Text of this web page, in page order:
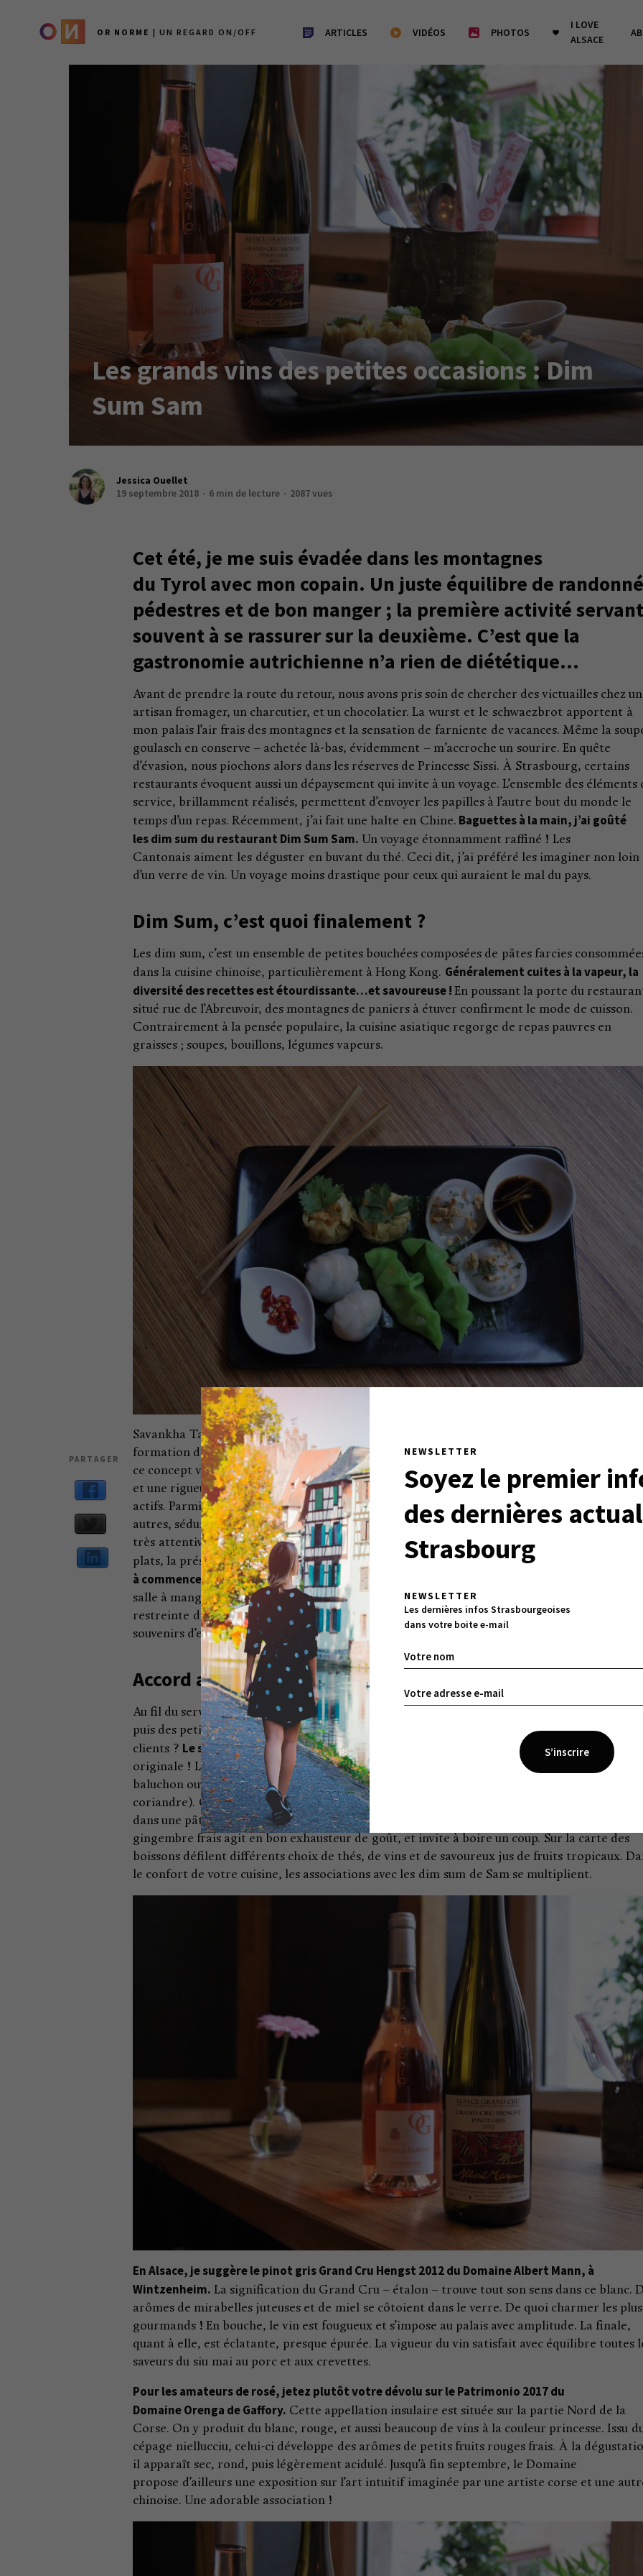
OR NORME | UN REGARD ON/OFF ARTICLES VIDÉOS PHOTOS
I LOVE
ALSACE
NEWSLETTER
Soyez le premier
des dernières
Strasbourg
NEWSLETTER
Les dernières infos Strasbourgeoises
dans votre boite e-mail
Les grands vins des petites occasions : Dim
Sum Sam
Jessica Ouellet
19 septembre 2018
6 min de lecture 2087 vues
PARTAGER
Cet été, je me suis évadée dans les montagnes
du Tyrol avec mon copain. Un juste équilibre de
pédestres et de bon manger ; la première activité servant
souvent à se rassurer sur la deuxième. C’est que la
gastronomie autrichienne n’a rien de diététique…
Avant de prendre la route du retour, nous avons pris soin de chercher des victuailles chez un
artisan fromager, un charcutier, et un chocolatier. La wurst et le schwaezbrot apportent à
mon palais l’air frais des montagnes et la sensation de farniente de vacances. Même la
goulasch en conserve – achetée là-bas, évidemment – m’accroche un sourire. En quête
d’évasion, nous piochons alors dans les réserves de Princesse Sissi. À Strasbourg, certains
restaurants évoquent aussi un dépaysement qui invite à un voyage. L’ensemble des éléments
service, brillamment réalisés, permettent d’envoyer les papilles à l’autre bout du monde le
temps d’un repas. Récemment, j’ai fait une halte en Chine. Baguettes à la main, j’ai goûté
les dim sum du restaurant Dim Sum Sam. Un voyage étonnamment raffiné ! Les
Cantonais aiment les déguster en buvant du thé. Ceci dit, j’ai préféré les imaginer non loin
d’un verre de vin. Un voyage moins drastique pour ceux qui auraient le mal du pays.
Dim Sum, c’est quoi finalement ?
Les dim sum, c’est un ensemble de petites bouchées composées de pâtes farcies
dans la cuisine chinoise, particulièrement à Hong Kong. Généralement cuites à la vapeur, la
diversité des recettes est étourdissante…et savoureuse ! En poussant la porte du
situé rue de l’Abreuvoir, des montagnes de paniers à étuver confirment le mode de cuisson.
Contrairement à la pensée populaire, la cuisine asiatique regorge de repas pauvres en
graisses ; soupes, bouillons, légumes vapeurs.
Savankha Tanovan (Sam), ici chez elle, me parle de sa cuisine avec le cœur. Suite à une
formation dans une école spécialisée dans les dim sum à Hong Kong, elle amorce en avril
ce concept vapeur asiatique à Strasbourg. Avec la volonté de partager des goûts
et une rigueur imprenable, elle accumule les fidèles, composés majoritairement de jeunes
actifs. Parmi eux, une poignée de végétariens. L’utilisation de farine de riz et de tapioca,
autres, séduit aussi ceux ayant une intolérance au gluten. Dans tous les cas, Sam est
très attentive. Un bonjour par-ci, une poignée de main par-là ; elle veille sur la qualité des
plats, la présentation soignée, et la réaction des affamés.Midi et soir l’ambiance est
à commencer par cette ardoise qui présente les membres de la petite équipe.
salle à manger, les clients sont invités à un moment de partage. Une carte volontairement
restreinte donne envie de tout goûter, notamment ces crêpes vapeur, qui évoquent à Sam
souvenirs d’enfance.
Accord avec les siu mai
Au fil du service apparaissent sur les tables des assiettes colorées selon les suggestions du
puis des petites bouchées vapeurs lovées dans des caissons en bambou. Le chouchou des
clients ? Le siu mai au porc et aux crevettes.
Une association particulièrement
originale ! Le siu mai est une variété de dim sum ; imaginez un genre de ravioli en forme de
baluchon ouvert sur le dessus (sur la photo, la bouchée agrémentée d’une feuille de
coriandre). On y découvre une farce épicée et la texture ferme des crevettes, le tout
dans une pâte délicate. Le résultat est délicieusement addictif. Une pointe de sauce soja et
gingembre frais agit en bon exhausteur de goût, et invite à boire un coup. Sur la carte des
boissons défilent différents choix de thés, de vins et de savoureux jus de fruits tropicaux.
le confort de votre cuisine, les associations avec les dim sum de Sam se multiplient.
En Alsace, je suggère le pinot gris Grand Cru Hengst 2012 du Domaine Albert Mann, à
Wintzenheim. La signification du Grand Cru – étalon – trouve tout son sens dans ce blanc.
arômes de mirabelles juteuses et de miel se côtoient dans le verre. De quoi charmer les plus
gourmands ! En bouche, le vin est fougueux et s’impose au palais avec amplitude. La finale,
quant à elle, est éclatante, presque épurée. La vigueur du vin satisfait avec équilibre toutes
saveurs du siu mai au porc et aux crevettes.
Pour les amateurs de rosé, jetez plutôt votre dévolu sur le Patrimonio 2017 du
Domaine Orenga de Gaffory. Cette appellation insulaire est située sur la partie Nord de la
Corse. On y produit du blanc, rouge, et aussi beaucoup de vins à la couleur princesse. Issu
cépage niellucciu, celui-ci développe des arômes de petits fruits rouges frais. À la
il apparaît sec, rond, puis légèrement acidulé. Jusqu’à fin septembre, le Domaine
propose d’ailleurs une exposition sur l’art intuitif imaginée par une artiste corse et une
chinoise. Une adorable association !